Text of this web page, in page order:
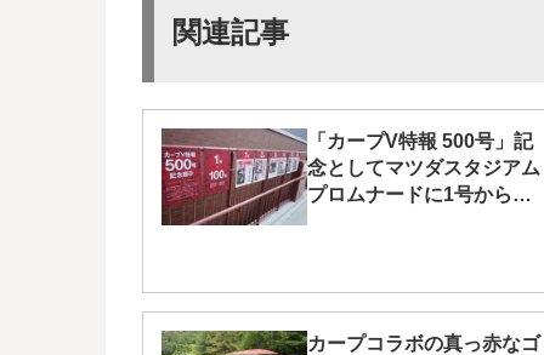
関連記事
「カープV特報 500号」記
念としてマツダスタジアム
プロムナードに1号から
カープコラボの真っ赤なゴ